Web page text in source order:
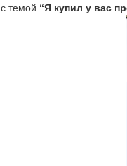
с темой “Я купил у вас